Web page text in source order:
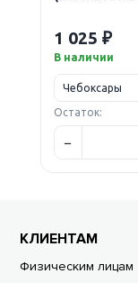
1 025 ₽
В наличии
Остаток:
КЛИЕНТАМ
Физическим лицам